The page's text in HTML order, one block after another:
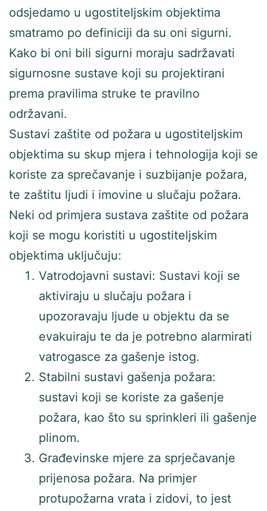
odsjedamo u ugostiteljskim objektima
smatramo po definiciji da su oni sigurni.
Kako bi oni bili sigurni moraju sadržavati
sigurnosne sustave koji su projektirani
prema pravilima struke te pravilno
održavani.
Sustavi zaštite od požara u ugostiteljskim
objektima su skup mjera i tehnologija koji se
koriste za sprečavanje i suzbijanje požara,
te zaštitu ljudi i imovine u slučaju požara.
Neki od primjera sustava zaštite od požara
koji se mogu koristiti u ugostiteljskim
objektima uključuju:
Vatrodojavni sustavi: Sustavi koji se
aktiviraju u slučaju požara i
upozoravaju ljude u objektu da se
evakuiraju te da je potrebno alarmirati
vatrogasce za gašenje istog.
Stabilni sustavi gašenja požara:
sustavi koji se koriste za gašenje
požara, kao što su sprinkleri ili gašenje
plinom.
Građevinske mjere za sprječavanje
prijenosa požara. Na primjer
protupožarna vrata i zidovi, to jest